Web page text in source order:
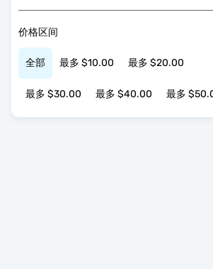
价格区间
全部 最多 $10.00 最多 $20.00
最多 $30.00 最多 $40.00 最多